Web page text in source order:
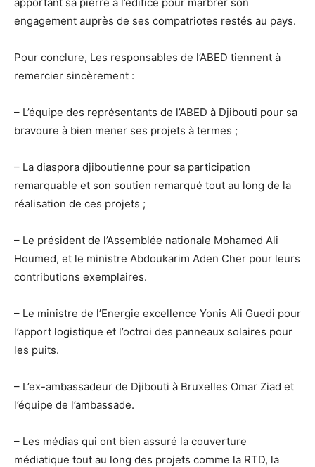
engagement auprès de ses compatriotes restés au pays.
Pour conclure, Les responsables de l’ABED tiennent à
remercier sincèrement :
– L’équipe des représentants de l’ABED à Djibouti pour sa
bravoure à bien mener ses projets à termes ;
– La diaspora djiboutienne pour sa participation
remarquable et son soutien remarqué tout au long de la
réalisation de ces projets ;
– Le président de l’Assemblée nationale Mohamed Ali
Houmed, et le ministre Abdoukarim Aden Cher pour leurs
contributions exemplaires.
– Le ministre de l’Energie excellence Yonis Ali Guedi pour
l’apport logistique et l’octroi des panneaux solaires pour
les puits.
– L’ex-ambassadeur de Djibouti à Bruxelles Omar Ziad et
l’équipe de l’ambassade.
– Les médias qui ont bien assuré la couverture
médiatique tout au long des projets comme la RTD, la